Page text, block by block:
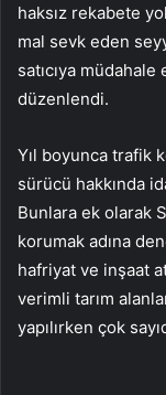
haksız rekabete
mal sevk eden
satıcıya
düzenlendi.
Yıl boyunca trafik
sürücü hakkında
Bunlara ek olarak
korumak adına
hafriyat ve inşaat
verimli tarım
yapılırken çok